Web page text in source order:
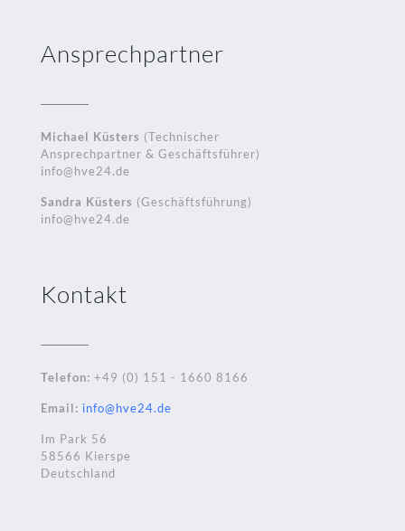
Ansprechpartner
Michael Küsters (Technischer
Ansprechpartner & Geschäftsführer)
info@hve24.de
Sandra Küsters (Geschäftsführung)
info@hve24.de
Kontakt
Telefon: +49 (0) 151 - 1660 8166
Email: info@hve24.de
Im Park 56
58566 Kierspe
Deutschland